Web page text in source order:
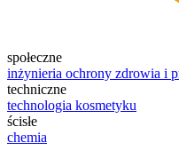
społeczne
inżynieria ochrony zdrowia i
techniczne
technologia kosmetyku
ścisłe
chemia